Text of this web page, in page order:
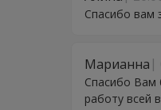
Спасибо вам
Марианна
Спасибо Вам
работу всей